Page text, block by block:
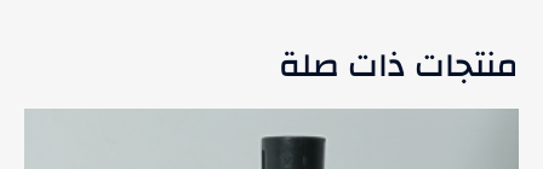
منتجات ذات صلة